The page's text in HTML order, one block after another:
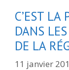
C’EST LA
DANS
DE LA
11 janvier